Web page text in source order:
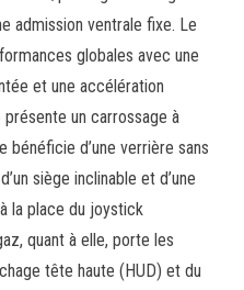
admission ventrale fixe. Le
globales avec une
et une accélération
présente un carrossage à
bénéficie d’une verrière sans
siège inclinable et d’une
la place du joystick
quant à elle, porte les
tête haute (HUD) et du